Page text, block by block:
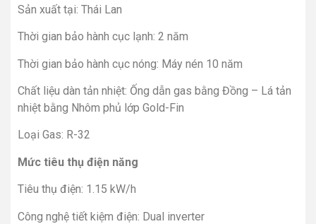
Sản xuất tại: Thái Lan
Thời gian bảo hành cục lạnh: 2 năm
Thời gian bảo hành cục nóng: Máy nén 10 năm
Chất liệu dàn tản nhiệt: Ống dẫn gas bằng Đồng – Lá tản
nhiệt bằng Nhôm phủ lớp Gold-Fin
Loại Gas: R-32
Mức tiêu thụ điện năng
Tiêu thụ điện: 1.15 kW/h
Công nghệ tiết kiệm điện: Dual inverter